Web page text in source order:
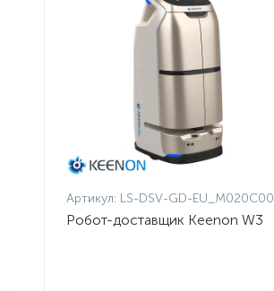
Артикул: LS-DSV-GD-EU_M020C00
Робот-доставщик Keenon W3